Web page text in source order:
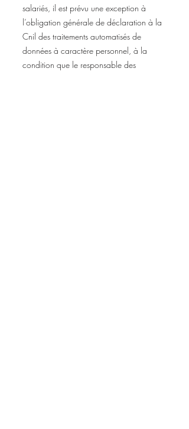
salariés, il est prévu une exception à
l’obligation générale de déclaration à la
Cnil des traitements automatisés de
données à caractère personnel, à la
condition que le responsable des